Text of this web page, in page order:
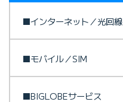
■インターネット／光回線
■モバイル／SIM
■BIGLOBEサービス